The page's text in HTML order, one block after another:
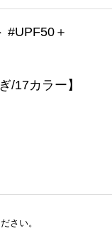
#UPF50＋
/17カラー】
さい。